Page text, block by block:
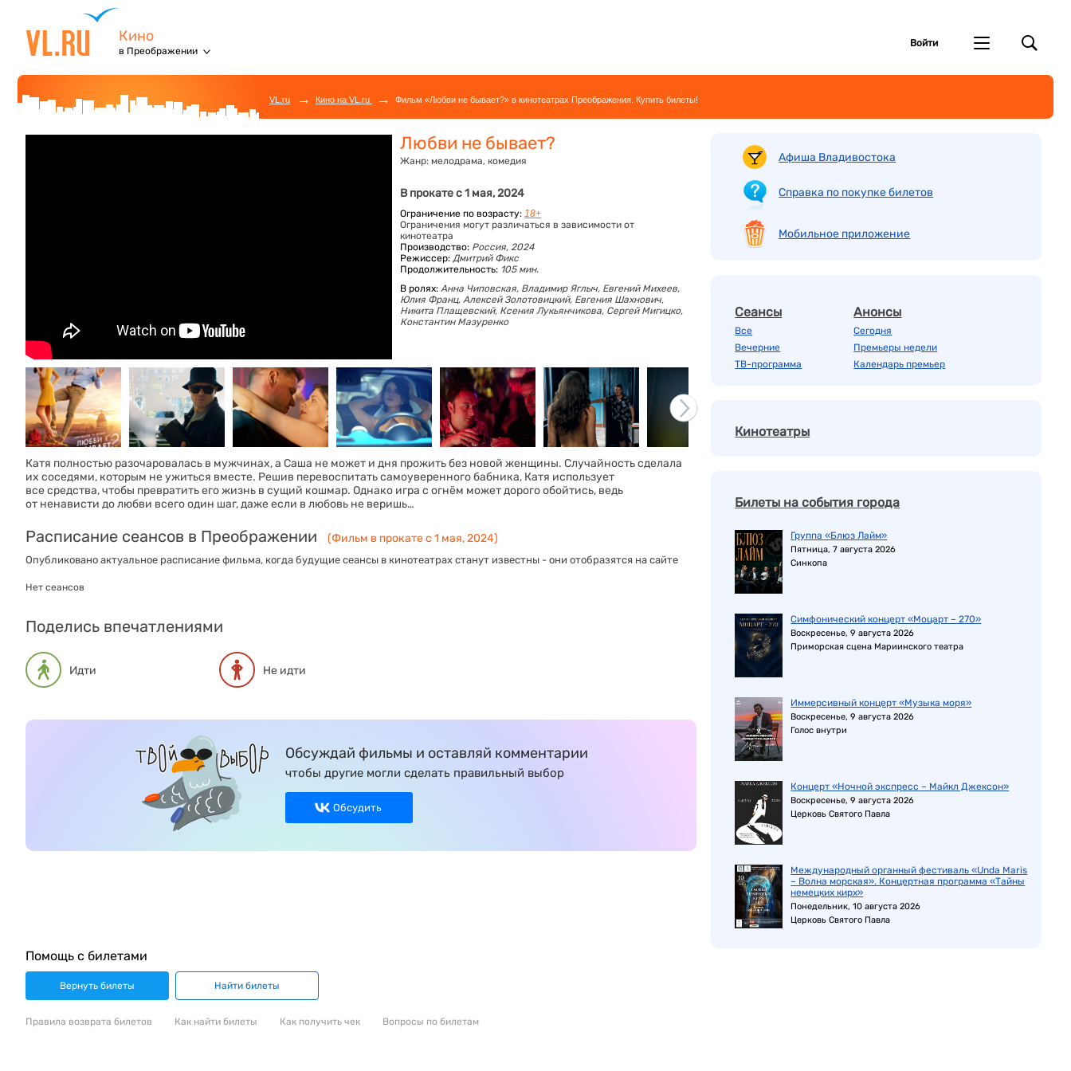
Кино
в Преображении
Войти
VL.ru → Кино на VL.ru → Фильм «Любви не бывает?» в кинотеатрах Преображения. Купить билеты!
Любви не бывает?
Жанр: мелодрама, комедия
В прокате с 1 мая, 2024
Ограничение по возрасту: 18+
Ограничения могут различаться в зависимости от
кинотеатра
Производство: Россия, 2024
Режиссер: Дмитрий Фикс
Продолжительность: 105 мин.
В ролях: Анна Чиповская, Владимир Яглыч, Евгений Михеев,
Юлия Франц, Алексей Золотовицкий, Евгения Шахнович,
Никита Плащевский, Ксения Лукьянчикова, Сергей Мигицко,
Константин Мазуренко
Катя полностью разочаровалась в мужчинах, а Саша не может и дня прожить без новой женщины. Случайность сделала
их соседями, которым не ужиться вместе. Решив перевоспитать самоуверенного бабника, Катя использует
все средства, чтобы превратить его жизнь в сущий кошмар. Однако игра с огнём может дорого обойтись, ведь
от ненависти до любви всего один шаг, даже если в любовь не веришь…
Расписание сеансов в Преображении (Фильм в прокате с 1 мая, 2024)
Опубликовано актуальное расписание фильма, когда будущие сеансы в кинотеатрах станут известны - они отобразятся на сайте
Нет сеансов
Поделись впечатлениями
Идти Не идти
Обсуждай фильмы и оставляй комментарии
чтобы другие могли сделать правильный выбор
Обсудить
Афиша Владивостока
Справка по покупке билетов
Мобильное приложение
Сеансы
Все
Вечерние
ТВ-программа
Анонсы
Сегодня
Премьеры недели
Календарь премьер
Кинотеатры
Билеты на события города
Группа «Блюз Лайм»
Пятница, 7 августа 2026
Синкопа
Симфонический концерт «Моцарт – 270»
Воскресенье, 9 августа 2026
Приморская сцена Мариинского театра
Иммерсивный концерт «Музыка моря»
Воскресенье, 9 августа 2026
Голос внутри
Концерт «Ночной экспресс – Майкл Джексон»
Воскресенье, 9 августа 2026
Церковь Святого Павла
Международный органный фестиваль «Unda Maris
– Волна морская». Концертная программа «Тайны
немецких кирх»
Понедельник, 10 августа 2026
Церковь Святого Павла
Помощь с билетами
Вернуть билеты Найти билеты
Правила возврата билетов Как найти билеты Как получить чек Вопросы по билетам